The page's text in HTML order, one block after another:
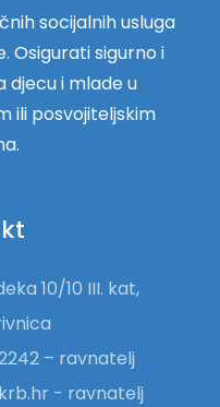
socijalnih usluga
Osigurati sigurno i
djecu i mlade u
ili posvojiteljskim
10/10 III. kat,
– ravnatelj
- ravnatelj